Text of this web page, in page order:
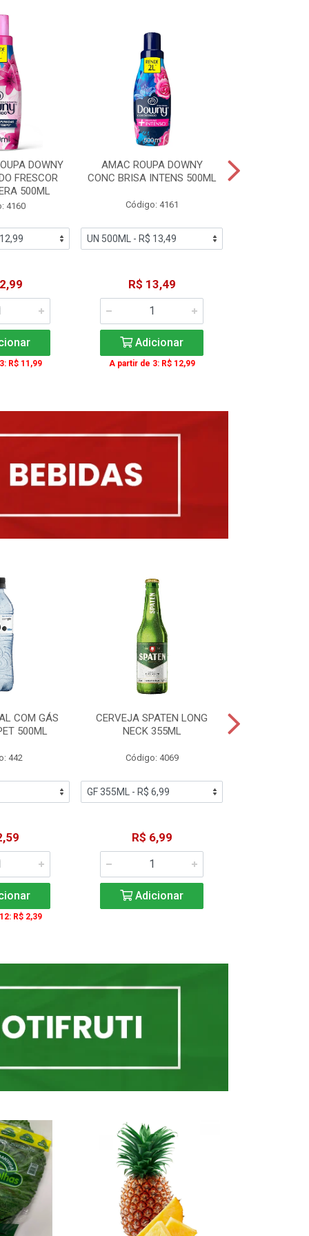
DOWNY
FRESCOR
500ML
4160
R$ 11,99
AMAC ROUPA DOWNY
CONC BRISA INTENS 500ML
Código: 4161
R$ 13,49
Adicionar
A partir de 3: R$ 12,99
COM GÁS
500ML
442
R$ 2,39
CERVEJA SPATEN LONG
NECK 355ML
Código: 4069
R$ 6,99
Adicionar